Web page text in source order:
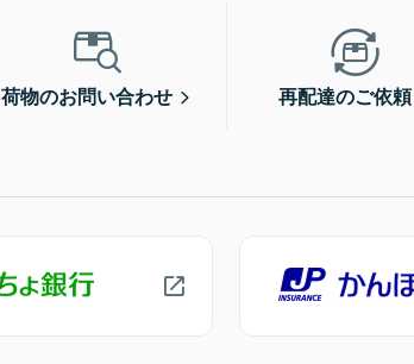
荷物のお問い合わせ 再配達のご依頼